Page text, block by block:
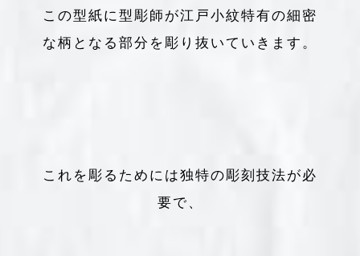
この型紙に型彫師が江戸小紋特有の細密
な柄となる部分を彫り抜いていきます。
これを彫るためには独特の彫刻技法が必
要で、